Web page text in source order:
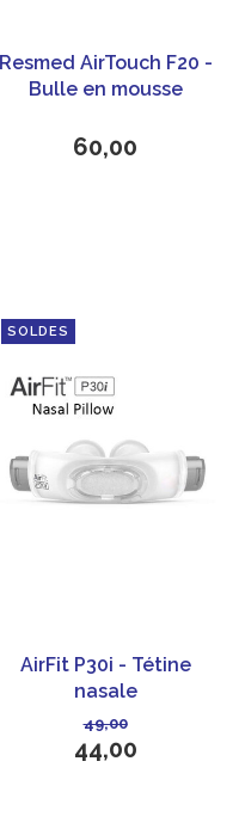
Resmed AirTouch F20 -
Bulle en mousse
60,00
SOLDES
AirFit P30i - Tétine
nasale
49,00
44,00